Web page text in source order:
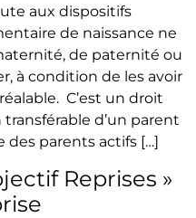
aux dispositifs
de naissance ne
de paternité ou
à condition de les avoir
C’est un droit
d’un parent
des parents actifs […]
Reprises »